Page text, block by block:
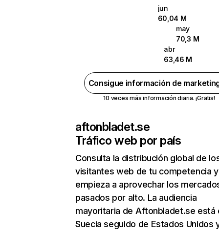
jun
60,04 M
may
70,3 M
abr
63,46 M
Consigue información de
10 veces más información diaria. ¡Gratis!
aftonbladet.se
Tráfico web por país
Consulta la distribución global de
visitantes web de tu competencia y
empieza a aprovechar los
pasados por alto. La audiencia
mayoritaria de Aftonbladet.se está
Suecia seguido de Estados Unidos